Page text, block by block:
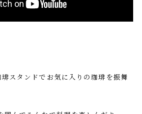
琲スタンドでお気に入りの珈琲を振舞